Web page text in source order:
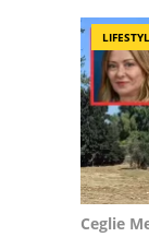
Ceglie